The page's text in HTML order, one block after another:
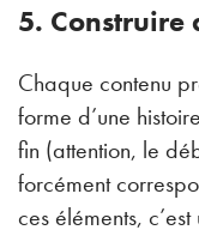
5. Construire
Chaque contenu
forme d’une
fin (attention, le
forcément
ces éléments,